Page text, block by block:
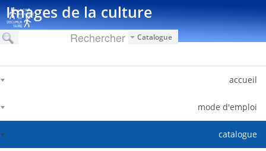
Images de la culture
Catalogue
accueil
mode d'emploi
catalogue